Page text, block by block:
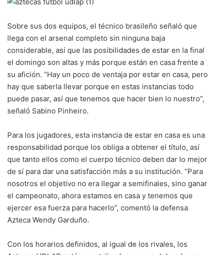
Sobre sus dos equipos, el técnico brasileño señaló que
llega con el arsenal completo sin ninguna baja
considerable, así que las posibilidades de estar en la final
el domingo son altas y más porque están en casa frente a
su afición. “Hay un poco de ventaja por estar en casa, pero
hay que saberla llevar porque en estas instancias todo
puede pasar, así que tenemos que hacer bien lo nuestro”,
señaló Sabino Pinheiro.
Para los jugadores, esta instancia de estar en casa es una
responsabilidad porque los obliga a obtener el título, así
que tanto ellos como el cuerpo técnico deben dar lo mejor
de sí para dar una satisfacción más a su institución. “Para
nosotros el objetivo no era llegar a semifinales, sino ganar
el campeonato, ahora estamos en casa y tenemos que
ejercer esa fuerza para hacerlo”, comentó la defensa
Azteca Wendy Garduño.
Con los horarios definidos, al igual de los rivales, los